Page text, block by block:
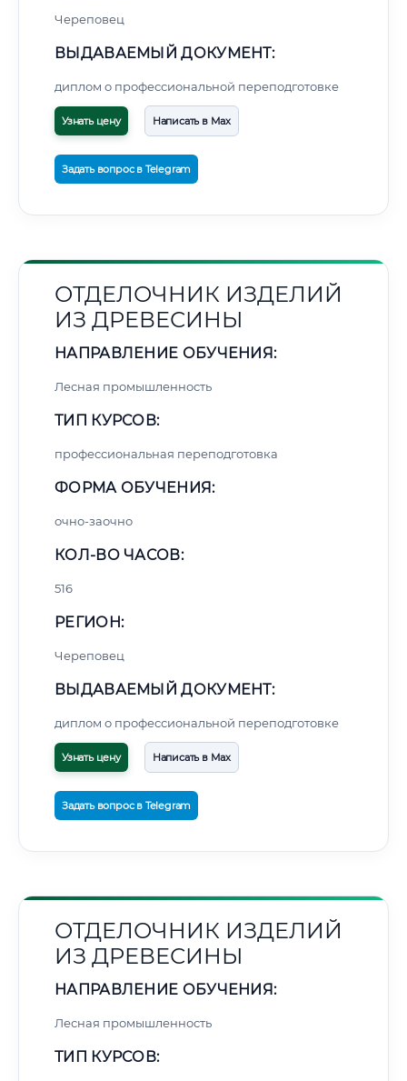
Череповец
ВЫДАВАЕМЫЙ ДОКУМЕНТ:
диплом о профессиональной переподготовке
Узнать цену Написать в Max
Задать вопрос в Telegram
ОТДЕЛОЧНИК ИЗДЕЛИЙ
ИЗ ДРЕВЕСИНЫ
НАПРАВЛЕНИЕ ОБУЧЕНИЯ:
Лесная промышленность
ТИП КУРСОВ:
профессиональная переподготовка
ФОРМА ОБУЧЕНИЯ:
очно-заочно
КОЛ-ВО ЧАСОВ:
516
РЕГИОН:
Череповец
ВЫДАВАЕМЫЙ ДОКУМЕНТ:
диплом о профессиональной переподготовке
Узнать цену Написать в Max
Задать вопрос в Telegram
ОТДЕЛОЧНИК ИЗДЕЛИЙ
ИЗ ДРЕВЕСИНЫ
НАПРАВЛЕНИЕ ОБУЧЕНИЯ:
Лесная промышленность
ТИП КУРСОВ: